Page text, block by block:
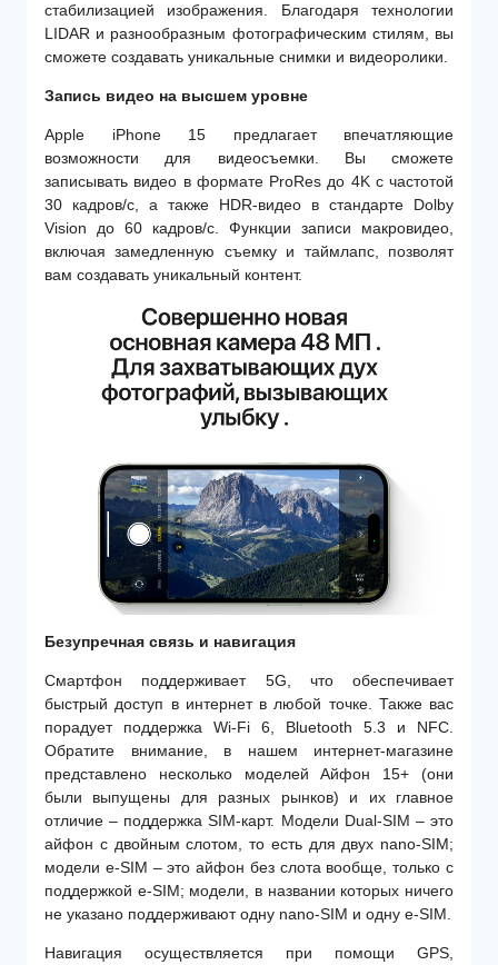
стабилизацией изображения. Благодаря технологии
LIDAR и разнообразным фотографическим стилям, вы
сможете создавать уникальные снимки и видеоролики.
Запись видео на высшем уровне
Apple iPhone 15 предлагает впечатляющие
возможности для видеосъемки. Вы сможете
записывать видео в формате ProRes до 4K с частотой
30 кадров/с, а также HDR-видео в стандарте Dolby
Vision до 60 кадров/с. Функции записи макровидео,
включая замедленную съемку и таймлапс, позволят
вам создавать уникальный контент.
Безупречная связь и навигация
Смартфон поддерживает 5G, что обеспечивает
быстрый доступ в интернет в любой точке. Также вас
порадует поддержка Wi-Fi 6, Bluetooth 5.3 и NFC.
Обратите внимание, в нашем интернет-магазине
представлено несколько моделей Айфон 15+ (они
были выпущены для разных рынков) и их главное
отличие – поддержка SIM-карт. Модели Dual-SIM – это
айфон с двойным слотом, то есть для двух nano-SIM;
модели e-SIM – это айфон без слота вообще, только с
поддержкой e-SIM; модели, в названии которых ничего
не указано поддерживают одну nano-SIM и одну e-SIM.
Навигация осуществляется при помощи GPS,